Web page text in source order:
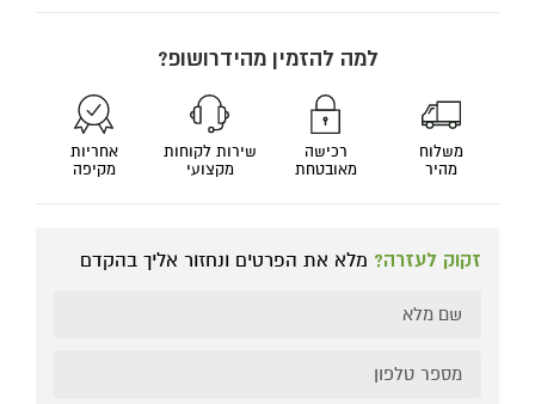
למה להזמין מהידרושופ?
משלוח
מהיר
רכישה
מאובטחת
שירות לקוחות
מקצועי
אחריות
מקיפה
זקוק לעזרה? מלא את הפרטים ונחזור אליך בהקדם